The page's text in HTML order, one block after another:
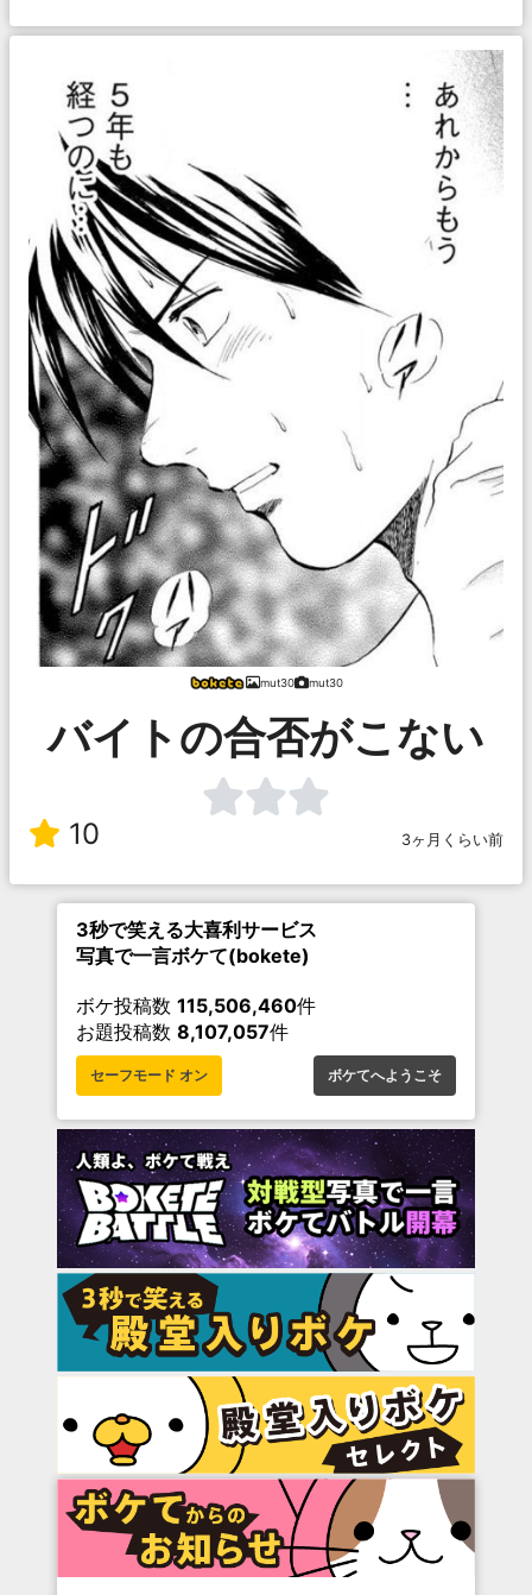
mut30 mut30
バイトの合否がこない
10 3ヶ月くらい前
3秒で笑える大喜利サービス
写真で一言ボケて(bokete)
ボケ投稿数 115,506,460件
お題投稿数 8,107,057件
セーフモード オン ボケてへようこそ